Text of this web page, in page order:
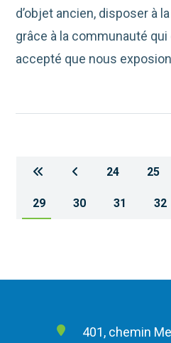
d’objet ancien, disposer à
grâce à la communauté
accepté que nous
24 25
29 30 31 32
401, chemin